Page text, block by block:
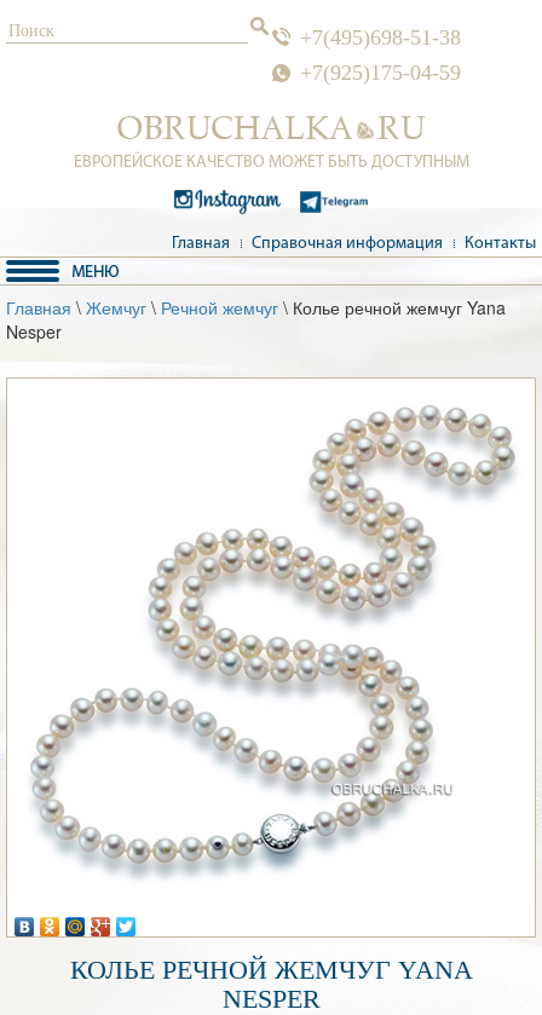
+7(495)698-51-38
+7(925)175-04-59
ЕВРОПЕЙСКОЕ КАЧЕСТВО МОЖЕТ БЫТЬ ДОСТУПНЫМ
Главная Справочная информация Контакты
Главная \ Жемчуг \ Речной жемчуг \ Колье речной жемчуг Yana
Nesper
КОЛЬЕ РЕЧНОЙ ЖЕМЧУГ YANA
NESPER